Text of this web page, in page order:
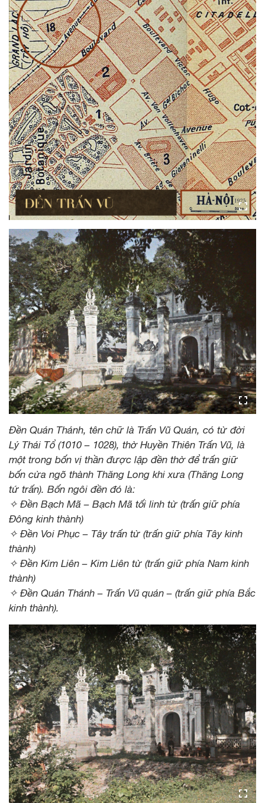
Đền Quán Thánh, tên chữ là Trấn Vũ Quán, có từ đời
Lý Thái Tổ (1010 – 1028), thờ Huyền Thiên Trấn Vũ, là
một trong bốn vị thần được lập đền thờ để trấn giữ
bốn cửa ngõ thành Thăng Long khi xưa (Thăng Long
tứ trấn). Bốn ngôi đền đó là:
✧ Đền Bạch Mã – Bạch Mã tối linh từ (trấn giữ phía
Đông kinh thành)
✧ Đền Voi Phục – Tây trấn từ (trấn giữ phía Tây kinh
thành)
✧ Đền Kim Liên – Kim Liên từ (trấn giữ phía Nam kinh
thành)
✧ Đền Quán Thánh – Trấn Vũ quán – (trấn giữ phía Bắc
kinh thành).